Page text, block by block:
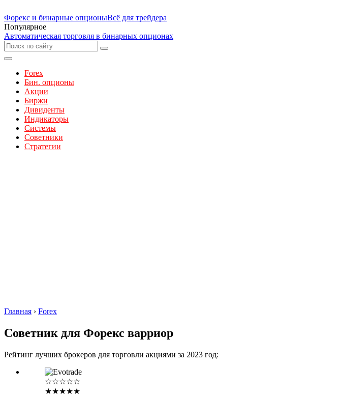
Форекс и бинарные опционыВсё для трейдера
Популярное
Автоматическая торговля в бинарных опционах
Forex
Бин. опционы
Акции
Биржи
Дивиденты
Индикаторы
Системы
Советники
Стратегии
Главная › Forex
Советник для Форекс варриор
Рейтинг лучших брокеров для торговли акциями за 2023 год:
☆☆☆☆☆
★★★★★